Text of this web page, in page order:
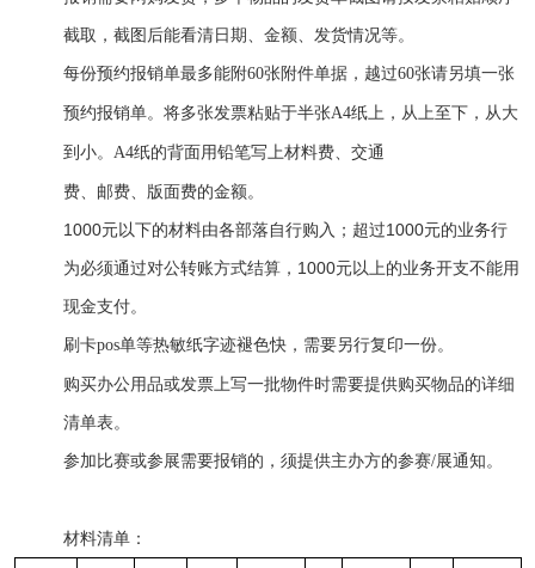
截取，截图后能看清日期、金额、发货情况等。
每份预约报销单最多能附60张附件单据，越过60张请另填一张
预约报销单。将多张发票粘贴于半张A4纸上，从上至下，从大
到小。A4纸的背面用铅笔写上材料费、交通
费、邮费、版面费的金额。
1000元以下的材料由各部落自行购入；超过1000元的业务行
为必须通过对公转账方式结算，1000元以上的业务开支不能用
现金支付。
刷卡pos单等热敏纸字迹褪色快，需要另行复印一份。
购买办公用品或发票上写一批物件时需要提供购买物品的详细
清单表。
参加比赛或参展需要报销的，须提供主办方的参赛/展通知。
材料清单：